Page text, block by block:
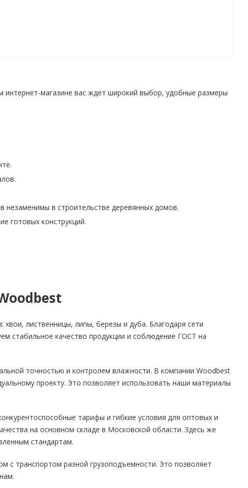
интернет-магазине вас ждет широкий выбор, удобные размеры
незаменимы в строительстве деревянных домов.
готовых конструкций.
лиственницы, липы, березы и дуба. Благодаря сети
стабильное качество продукции и соблюдение ГОСТ на
точностью и контролем влажности. В компании Woodbest
проекту. Это позволяет использовать наши материалы
тарифы и гибкие условия для оптовых и
на основном складе в Московской области. Здесь же
стандартам.
с транспортом разной грузоподъемности. Это позволяет